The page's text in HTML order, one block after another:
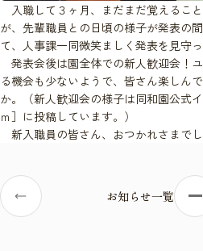
入職して３ヶ月、まだまだ覚えるこ
が、先輩職員との日頃の様子が発表の
て、人事課一同微笑ましく発表を見守っ
発表会後は園全体での新人歓迎会！
る機会も少ないようで、皆さん楽しん
か。（新人歓迎会の様子は同和園公式
ｍ］に投稿しています。）
新入職員の皆さん、おつかれさまでし
お知らせ一覧